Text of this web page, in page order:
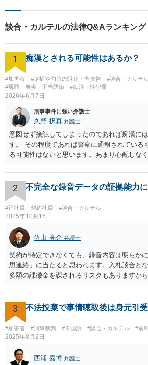
す。【夜間や休日相
可能】【メール・
可】
談合・カルテルの法律Q&Aランキング
1 痴漢とされる可能性はあるか？
#加害者 #逮捕や勾留の阻止・準抗告 #談合・カルテ
#冤罪・無実・正当防衛
#痴漢・性犯罪
2026年6月7日
刑事事件に強い弁護士
久野 択真 弁護士
意図せず接触してしまったのであれば痴漢に
す。 その程度であれば警察に通報されている
る可能性はないと思います。あまり心配しな
2 不完全な録音データの証拠能力
#正社員・契約社員 #談合・カルテル
2025年10月16日
佐山 亮介 弁護士
契約が特定できなくても、録音内容は明らか
思連絡」に当たると思われます。入札談合と
多額の課徴金を課されるリスクもありますか
3 不法投棄で事情聴取後は身元引
#加害者 #刑事裁判 #不起訴 #談合・カルテル #前
2025年8月2日
西浦 嘉博 弁護士